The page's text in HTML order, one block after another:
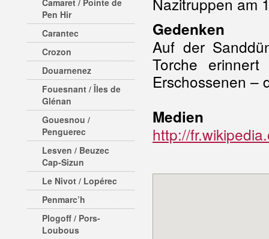
Camaret / Pointe de
Pen Hir
Carantec
Crozon
Douarnenez
Fouesnant / Îles de
Glénan
Gouesnou /
Penguerec
Lesven / Beuzec
Cap-Sizun
Le Nivot / Lopérec
Penmarc’h
Plogoff / Pors-
Loubous
Gedenken
Auf der
Torche
Erschossenen –
Medien
http://